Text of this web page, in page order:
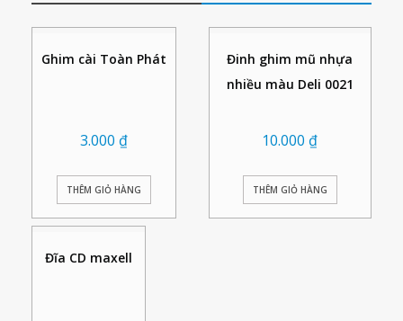
Ghim cài Toàn Phát
3.000 ₫
THÊM GIỎ HÀNG
Đinh ghim mũ nhựa
nhiều màu Deli 0021
10.000 ₫
THÊM GIỎ HÀNG
Đĩa CD maxell